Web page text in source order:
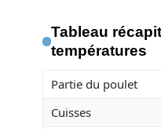
Tableau
températures
Partie du poulet
Cuisses